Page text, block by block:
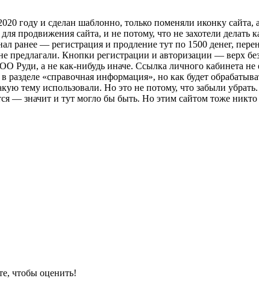
году и сделан шаблонно, только поменяли иконку сайта,
сайта, и не потому, что не захотели делать
ранее — регистрация и продление тут по 1500 денег,
Кнопки регистрации и авторизации — верх
Руди, а не как-нибудь иначе. Ссылка личного кабинета
«справочная информация», но как будет
тему использовали. Но это не потому, что забыли
— значит и тут могло бы быть. Но этим сайтом тоже
чтобы оценить!